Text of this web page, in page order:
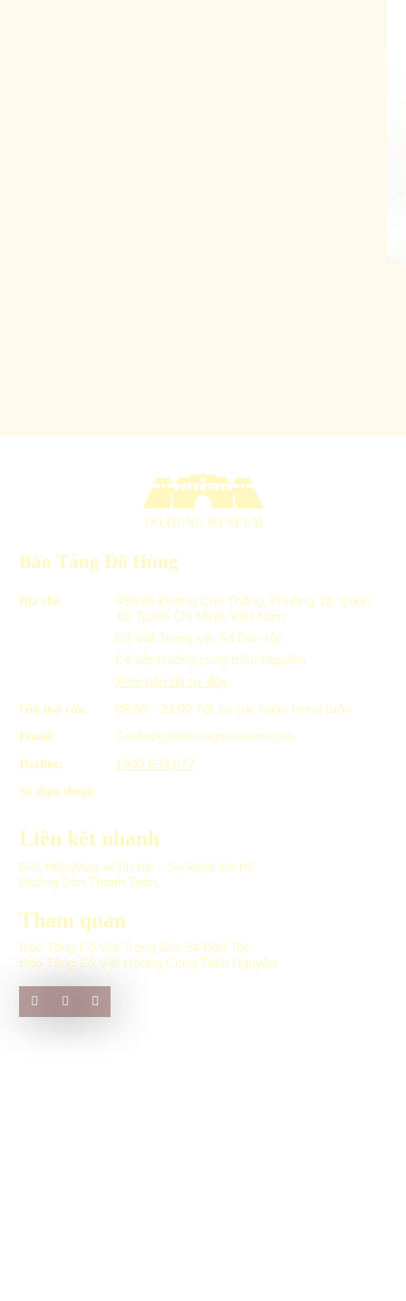
Bảo Tàng Đỗ Hùng
Địa chỉ:
456/66 Đường Cao Thắng, Phường 12, Quận
10, Tp.Hồ Chí Minh, Việt Nam
Cổ Vật Trang sức 54 Dân tộc
Cổ vật Hoàng cung triều Nguyễn
Xem bản đồ tại đây
Giờ mở cửa: 08:30 – 21:00 Tất cả các ngày trong tuần
Email: Contact@dohungmuseum.com
Hotline: 1900 633 077
Số điện thoại:
Liên kết nhanh
Giới thiệuMua véTin tức – Sự kiệnLiên hệ
Hướng Dẫn Thanh Toán
Tham quan
Bảo Tàng Cổ Vật Trang Sức 54 Dân Tộc
Bảo Tàng Cổ Vật Hoàng Cung Triều Nguyễn